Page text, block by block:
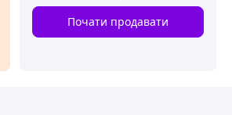
Почати продавати